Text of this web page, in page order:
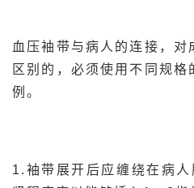
血压袖带与病人的连接，对
区别的，必须使用不同规
例。
1.袖带展开后应缠绕在病